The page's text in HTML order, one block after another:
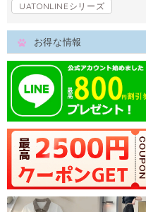
UATONLINEシリーズ
お得な情報